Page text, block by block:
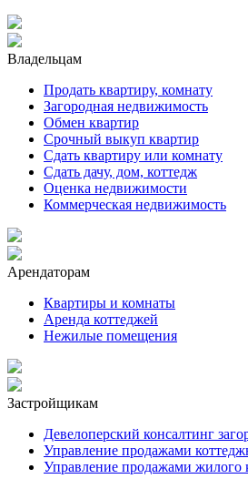
Владельцам
Продать квартиру, комнату
Загородная недвижимость
Обмен квартир
Срочный выкуп квартир
Сдать квартиру или комнату
Сдать дачу, дом, коттедж
Оценка недвижимости
Коммерческая недвижимость
Арендаторам
Квартиры и комнаты
Аренда коттеджей
Нежилые помещения
Застройщикам
Девелоперский консалтинг
Управление продажами
Управление продажами жилого